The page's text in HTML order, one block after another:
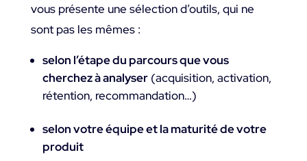
vous présente une sélection d’outils, qui ne
sont pas les mêmes :
selon l’étape du parcours que vous
cherchez à analyser(acquisition, activation,
rétention, recommandation…)
selon votre équipe et la maturité de votre
produit